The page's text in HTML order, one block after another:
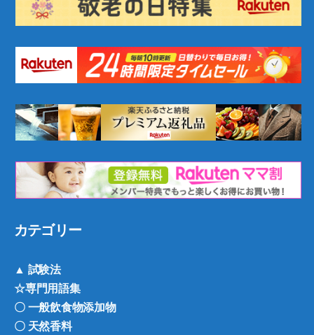
カテゴリー
▲ 試験法
☆専門用語集
〇 一般飲食物添加物
〇 天然香料